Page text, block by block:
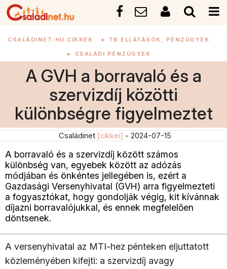
CSALÁDINET.HU CIKKEK ► TB ELLÁTÁSOK, PÉNZÜGYEK
► CSALÁDI PÉNZÜGYEK
A GVH a borravaló és a
szervizdíj közötti
különbségre figyelmeztet
Családinet [cikkei] - 2024-07-15
A borravaló és a szervizdíj között számos
különbség van, egyebek között az adózás
módjában és önkéntes jellegében is, ezért a
Gazdasági Versenyhivatal (GVH) arra figyelmezteti
a fogyasztókat, hogy gondolják végig, kit kívánnak
díjazni borravalójukkal, és ennek megfelelően
döntsenek.
A versenyhivatal az MTI-hez pénteken eljuttatott
közleményében kifejti: a szervizdíj avagy